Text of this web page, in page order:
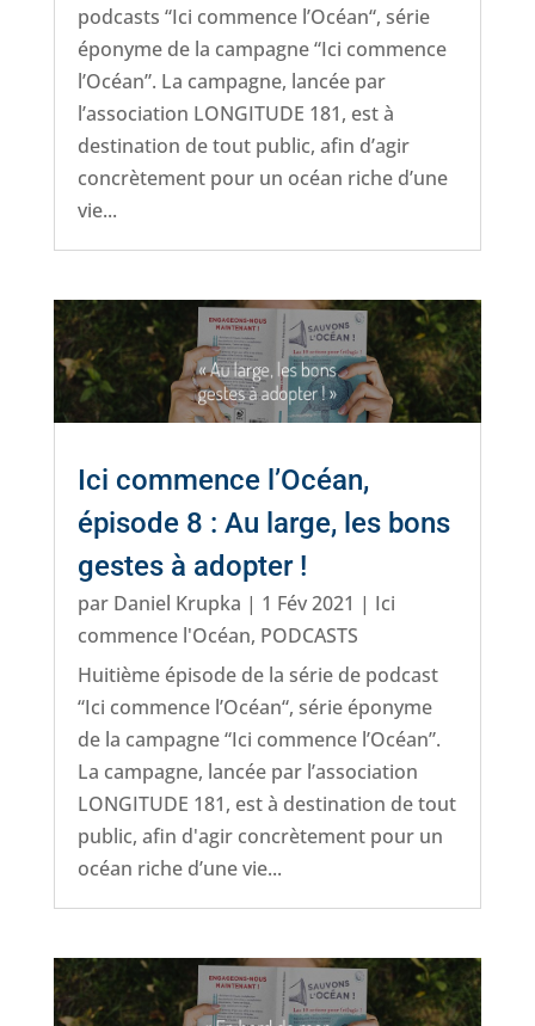
podcasts “Ici commence l’Océan“, série
éponyme de la campagne “Ici commence
l’Océan”. La campagne, lancée par
l’association LONGITUDE 181, est à
destination de tout public, afin d’agir
concrètement pour un océan riche d’une
vie...
Ici commence l’Océan,
épisode 8 : Au large, les bons
gestes à adopter !
par Daniel Krupka | 1 Fév 2021 | Ici
commence l'Océan, PODCASTS
Huitième épisode de la série de podcast
“Ici commence l’Océan“, série éponyme
de la campagne “Ici commence l’Océan”.
La campagne, lancée par l’association
LONGITUDE 181, est à destination de tout
public, afin d'agir concrètement pour un
océan riche d’une vie...